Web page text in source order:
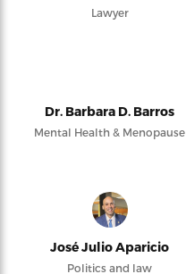
Lawyer
Dr. Barbara D. Barros
Mental Health & Menopause
José Julio Aparicio
Politics and law